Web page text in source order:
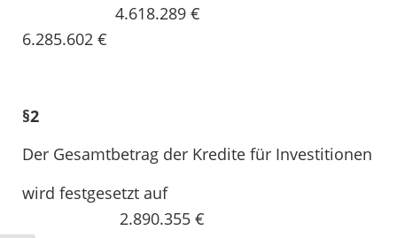
4.618.289 €
6.285.602 €
§2
Der Gesamtbetrag der Kredite für Investitionen
wird festgesetzt auf
2.890.355 €